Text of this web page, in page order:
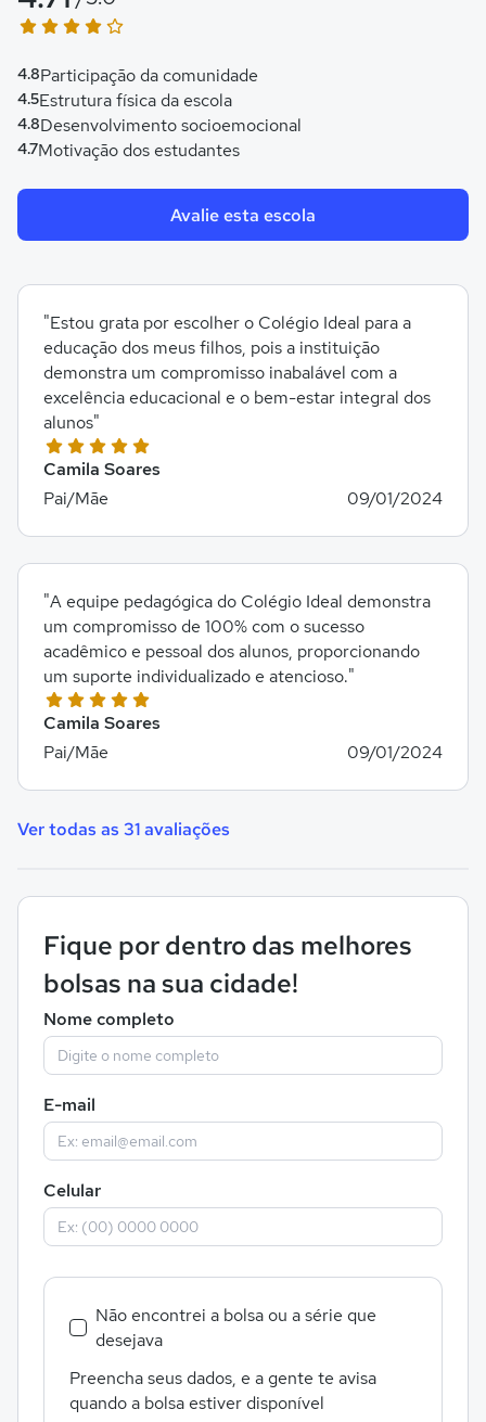
4.8Participação da comunidade
4.5Estrutura física da escola
4.8Desenvolvimento socioemocional
4.7Motivação dos estudantes
Avalie esta escola
Camila Soares
Pai/Mãe
09/01/2024
"Estou grata por escolher o Colégio Ideal para a
educação dos meus filhos, pois a instituição
demonstra um compromisso inabalável com a
excelência educacional e o bem-estar integral dos
alunos"
Camila Soares
Pai/Mãe
09/01/2024
"A equipe pedagógica do Colégio Ideal demonstra
um compromisso de 100% com o sucesso
acadêmico e pessoal dos alunos, proporcionando
um suporte individualizado e atencioso."
Ver todas as 31 avaliações
Fique por dentro das melhores
bolsas na sua cidade!
Nome completo
E-mail
Celular
Não encontrei a bolsa ou a série que
desejava
Preencha seus dados, e a gente te avisa
quando a bolsa estiver disponível